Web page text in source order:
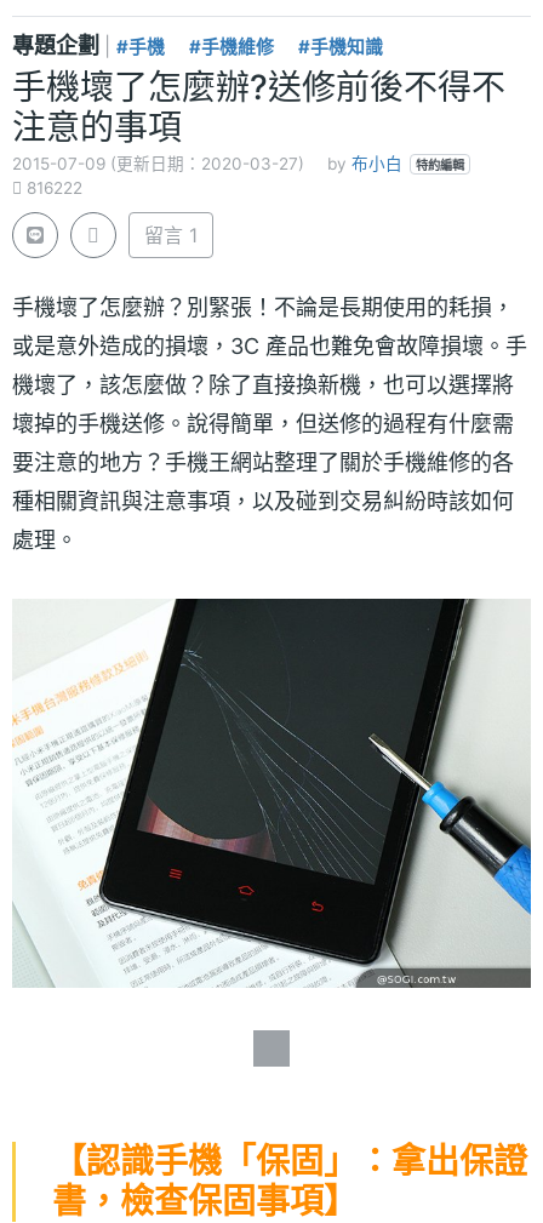
專題企劃 #手機 #手機維修 #手機知識
手機壞了怎麼辦?送修前後不得不
注意的事項
2015-07-09 (更新日期：2020-03-27) by 布小白 特約編輯
816222
留言 1
手機壞了怎麼辦？別緊張！不論是長期使用的耗損，
或是意外造成的損壞，3C 產品也難免會故障損壞。手
機壞了，該怎麼做？除了直接換新機，也可以選擇將
壞掉的手機送修。說得簡單，但送修的過程有什麼需
要注意的地方？手機王網站整理了關於手機維修的各
種相關資訊與注意事項，以及碰到交易糾紛時該如何
處理。
【認識手機「保固」：拿出保證
書，檢查保固事項】